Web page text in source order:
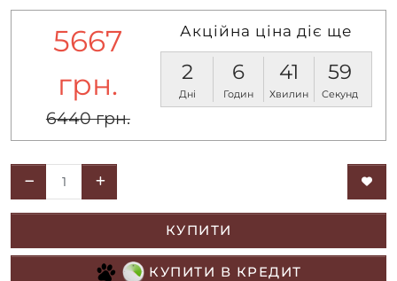
5667
грн.
6440 грн.
Акційна ціна діє ще
2
Дні
6
Годин
41
Хвилин
59
Секунд
КУПИТИ
КУПИТИ В КРЕДИТ